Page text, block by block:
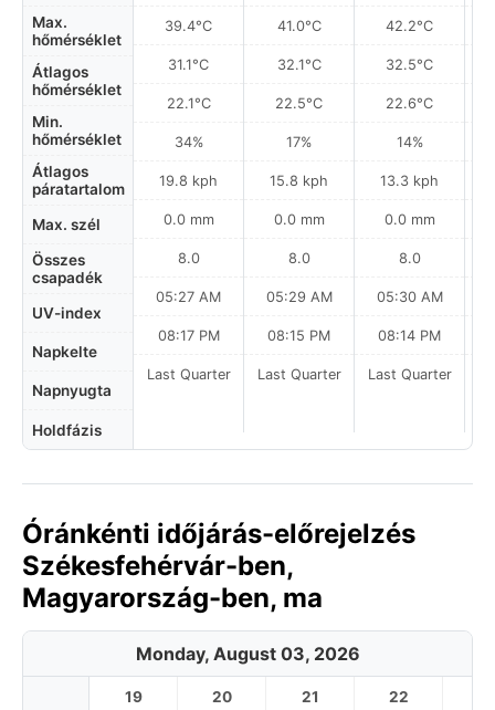
Max.
hőmérséklet
Átlagos
hőmérséklet
Min.
hőmérséklet
Átlagos
páratartalom
Max. szél
Összes
csapadék
UV-index
Napkelte
Napnyugta
Holdfázis
39.4°C
31.1°C
22.1°C
34%
19.8 kph
0.0 mm
8.0
05:27 AM
08:17 PM
Last Quarter
41.0°C
32.1°C
22.5°C
17%
15.8 kph
0.0 mm
8.0
05:29 AM
08:15 PM
Last Quarter
42.2°C
32.5°C
22.6°C
14%
13.3 kph
0.0 mm
8.0
05:30 AM
08:14 PM
Last Quarter
Óránkénti időjárás-előrejelzés
Székesfehérvár-ben,
Magyarország-ben, ma
Monday, August 03, 2026
19 20 21 22